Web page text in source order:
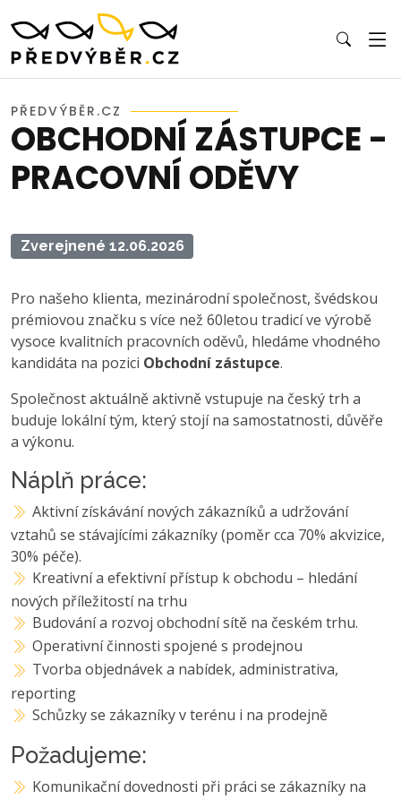
PŘEDVÝBĚR.CZ
OBCHODNÍ ZÁSTUPCE -
PRACOVNÍ ODĚVY
Zverejnené 12.06.2026
Pro našeho klienta, mezinárodní společnost, švédskou
prémiovou značku s více než 60letou tradicí ve výrobě
vysoce kvalitních pracovních oděvů, hledáme vhodného
kandidáta na pozici Obchodní zástupce.
Společnost aktuálně aktivně vstupuje na český trh a
buduje lokální tým, který stojí na samostatnosti, důvěře
a výkonu.
Náplň práce:
Aktivní získávání nových zákazníků a udržování
vztahů se stávajícími zákazníky (poměr cca 70% akvizice,
30% péče).
Kreativní a efektivní přístup k obchodu – hledání
nových příležitostí na trhu
Budování a rozvoj obchodní sítě na českém trhu.
Operativní činnosti spojené s prodejnou
Tvorba objednávek a nabídek, administrativa,
reporting
Schůzky se zákazníky v terénu i na prodejně
Požadujeme:
Komunikační dovednosti při práci se zákazníky na